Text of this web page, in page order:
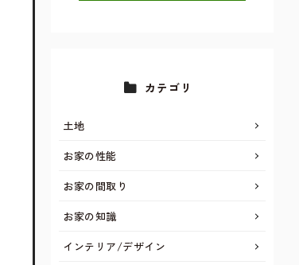
カテゴリ
土地
お家の性能
お家の間取り
お家の知識
インテリア/デザイン